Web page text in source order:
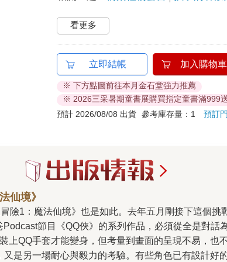
看更多
立即結帳 加入購物車
※ 下方點圖前往本月金石堂強力推薦
※ 2026三采暑期童書展購買指定童書滿999
預計 2026/08/08 出貨 參考庫存量：1預訂
仙境》
節目《QQ俠》的系列作品，必須從全是對話
上QQ手套才能變身，但考量到畫面的呈現不易，也
是另一場耐心與毅力的考驗。有些角色已有設計好